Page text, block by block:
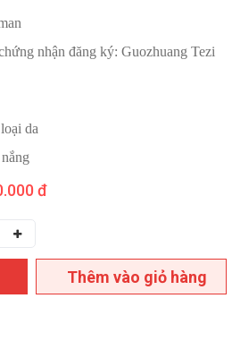
nhận đăng ký: Guozhuang Tezi
da
đ
Thêm vào giỏ hàng